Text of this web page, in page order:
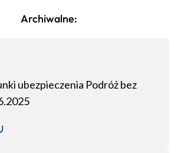
Archiwalne:
ubezpieczenia Podróż bez